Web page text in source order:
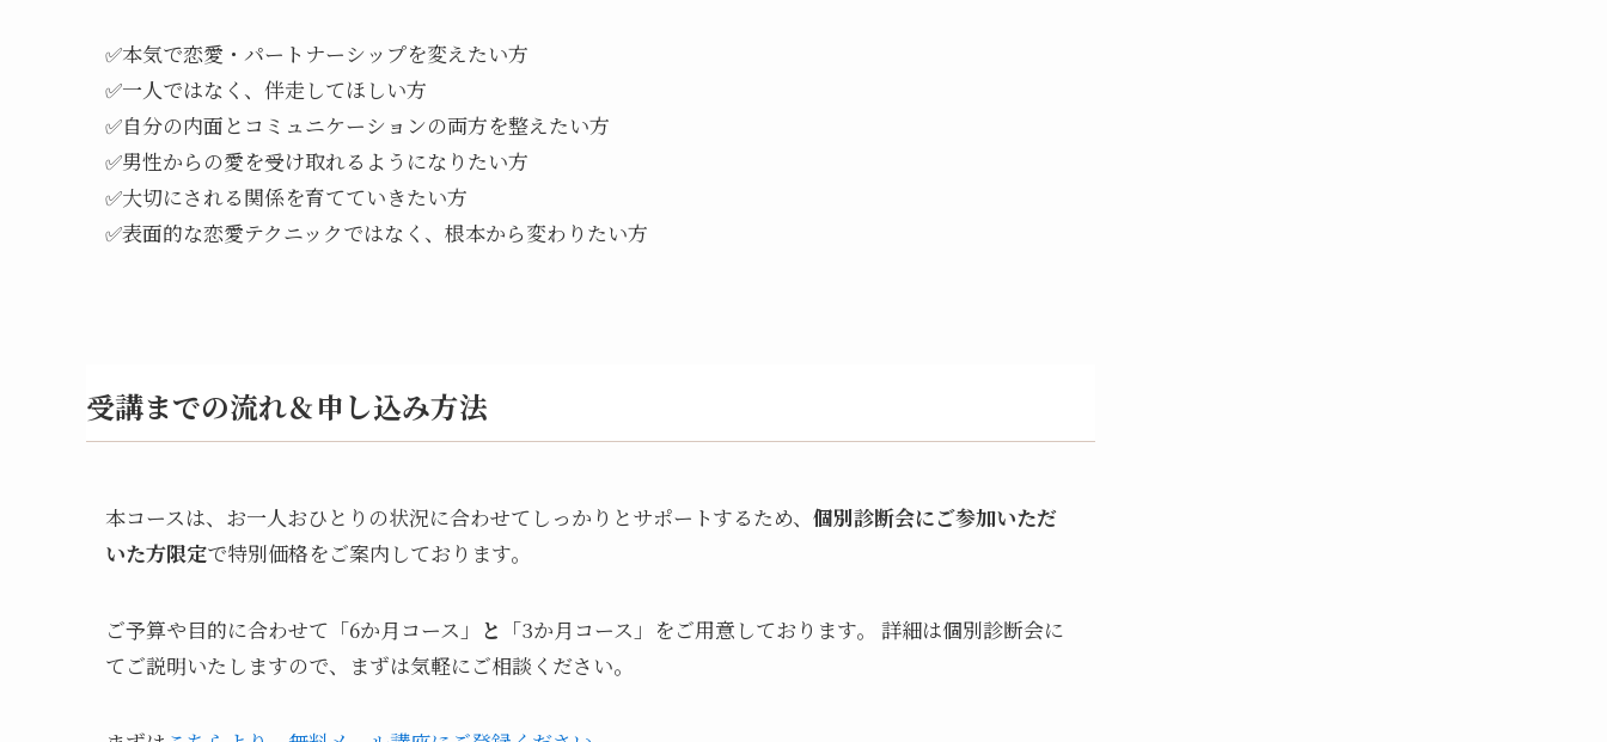
✅本気で恋愛・パートナーシップを変えたい方
✅一人ではなく、伴走してほしい方
✅自分の内面とコミュニケーションの両方を整えたい方
✅男性からの愛を受け取れるようになりたい方
✅大切にされる関係を育てていきたい方
✅表面的な恋愛テクニックではなく、根本から変わりたい方
受講までの流れ＆申し込み方法
本コースは、お一人おひとりの状況に合わせてしっかりとサポートするため、 個別診断会にご参加いただ
いた方限定で特別価格をご案内しております。
ご予算や目的に合わせて「6か月コース」 と 「3か月コース」をご用意しております。 詳細は個別診断会に
てご説明いたしますので、まずは気軽にご相談ください。